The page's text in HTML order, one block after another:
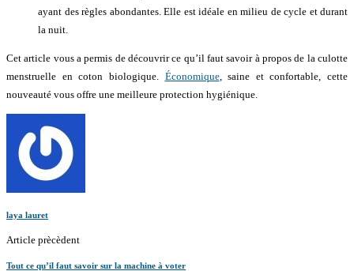
ayant des règles abondantes. Elle est idéale en milieu de cycle et durant
la nuit.
Cet article vous a permis de découvrir ce qu’il faut savoir à propos de la culotte
menstruelle en coton biologique. Économique, saine et confortable, cette
nouveauté vous offre une meilleure protection hygiénique.
laya lauret
Article prècèdent
Tout ce qu’il faut savoir sur la machine à voter